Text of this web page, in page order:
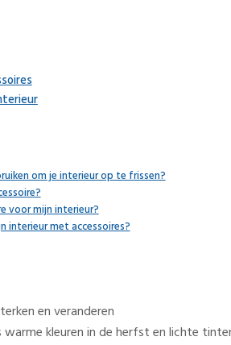
om je interieur op te frissen?
voor mijn interieur?
interieur met accessoires?
en veranderen
kleuren in de herfst en lichte